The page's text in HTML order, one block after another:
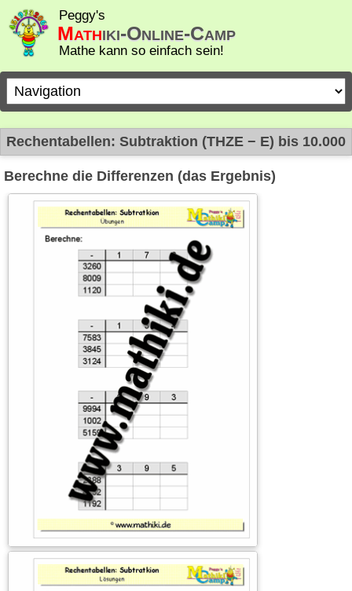
Peggy's
Mathiki-Online-Camp
Mathe kann so einfach sein!
Zielseite
Rechentabellen: Subtraktion (THZE − E) bis 10.000
Berechne die Differenzen (das Ergebnis)